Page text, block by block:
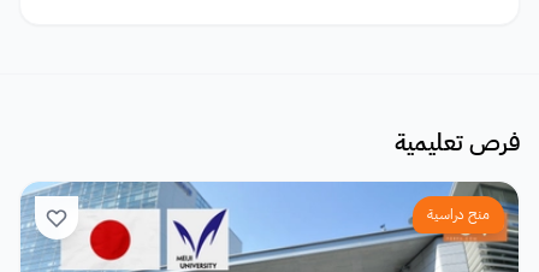
فرص تعليمية
منح دراسية